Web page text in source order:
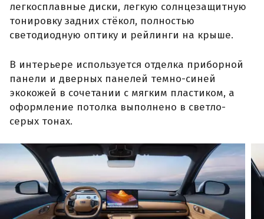
легкосплавные диски, легкую солнцезащитную
тонировку задних стёкол, полностью
светодиодную оптику и рейлинги на крыше.
В интерьере используется отделка приборной
панели и дверных панелей темно-синей
экокожей в сочетании с мягким пластиком, а
оформление потолка выполнено в светло-
серых тонах.